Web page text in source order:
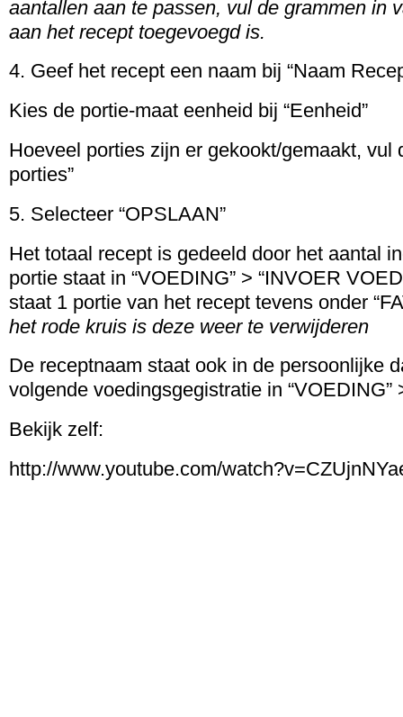
aantallen aan te passen, vul de grammen in
aan het recept toegevoegd is.
4. Geef het recept een naam bij “Naam
Kies de portie-maat eenheid bij “Eenheid”
Hoeveel porties zijn er gekookt/gemaakt, vul
porties”
5. Selecteer “OPSLAAN”
Het totaal recept is gedeeld door het aantal
portie staat in “VOEDING” > “INVOER
staat 1 portie van het recept tevens onder
het rode kruis is deze weer te verwijderen
De receptnaam staat ook in de persoonlijke
volgende voedingsgegistratie in “VOEDING”
Bekijk zelf:
http://www.youtube.com/